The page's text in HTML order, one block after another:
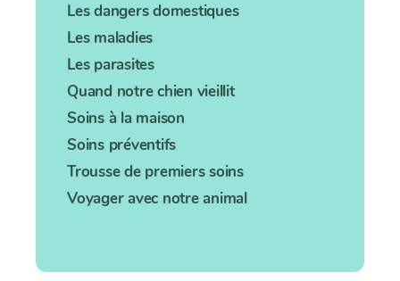
Les dangers domestiques
Les maladies
Les parasites
Quand notre chien vieillit
Soins à la maison
Soins préventifs
Trousse de premiers soins
Voyager avec notre animal